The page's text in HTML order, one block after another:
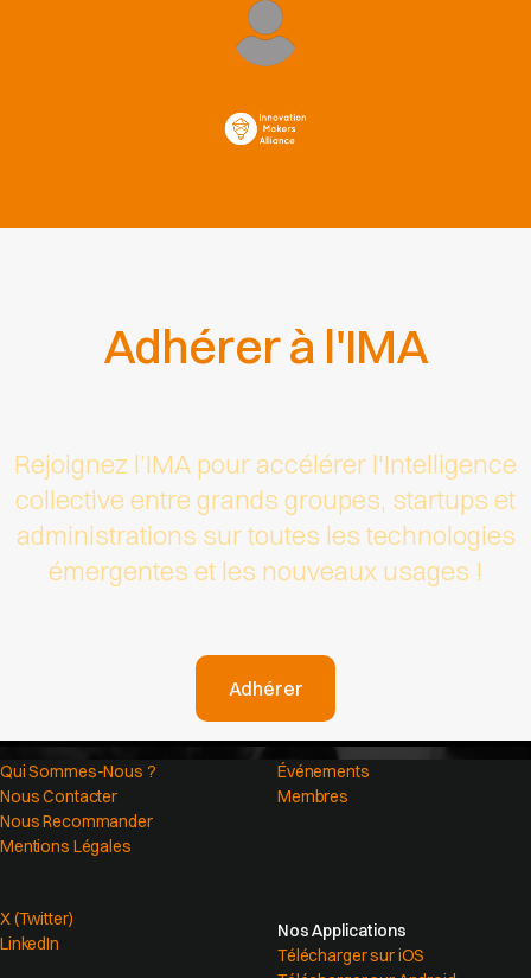
Adhérer à l'IMA
Rejoignez l’IMA pour accélérer l'Intelligence
collective entre grands groupes, startups et
administrations sur toutes les technologies
émergentes et les nouveaux usages !
Adhérer
Qui Sommes-Nous ?
Nous Contacter
Nous Recommander
Mentions Légales
Événements
Membres
X (Twitter)
LinkedIn
Nos Applications
Télécharger sur iOS